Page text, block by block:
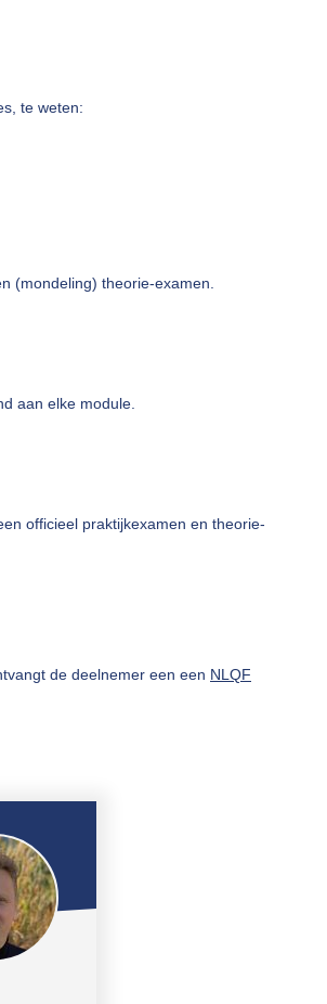
te weten:
(mondeling) theorie-examen.
aan elke module.
officieel praktijkexamen en theorie-
de deelnemer een een NLQF